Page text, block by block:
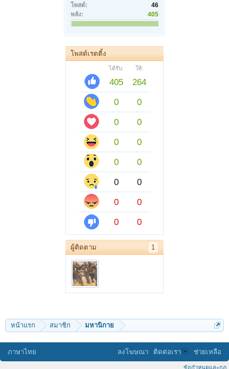
โพสต์:
46
พลัง:
405
โพสต์เรตติ้ง
ได้รับ: ให้:
405
264
0
0
0
0
0
0
0
0
0
0
0
0
0
0
ผู้ติดตาม 1
หน้าแรก สมาชิก มหานิกาย
ภาษาไทย ลงโฆษณา ติดต่อเรา ช่วยเหลือ
ข้อกำหนดและกฎ